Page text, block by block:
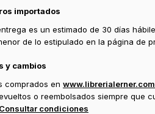
importados
es un estimado de 30 días
de lo estipulado en la página de
y cambios
comprados en
o reembolsados siempre que
Consultar condiciones